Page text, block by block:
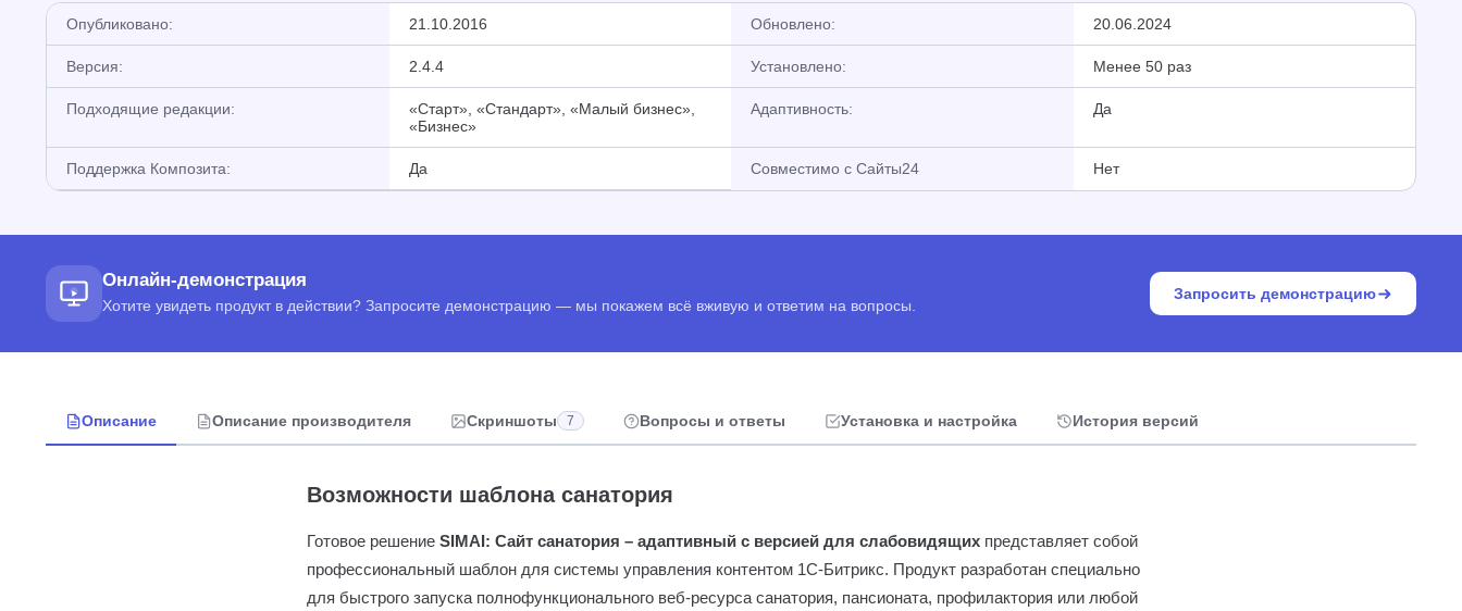
Опубликовано: 21.10.2016 Обновлено: 20.06.2024
Версия: 2.4.4 Установлено: Менее 50 раз
Подходящие редакции:
«Старт», «Стандарт», «Малый бизнес»,
«Бизнес»
Адаптивность: Да
Поддержка Композита: Да Совместимо с Сайты24 Нет
Онлайн-демонстрация
Хотите увидеть продукт в действии? Запросите демонстрацию — мы покажем всё вживую и ответим на вопросы.
Запросить демонстрацию
Описание Описание производителя Скриншоты 7 Вопросы и ответы Установка и настройка История версий
Возможности шаблона санатория
Готовое решение SIMAI: Сайт санатория – адаптивный с версией для слабовидящих представляет собой
профессиональный шаблон для системы управления контентом 1С-Битрикс. Продукт разработан специально
для быстрого запуска полнофункционального веб-ресурса санатория, пансионата, профилактория или любой